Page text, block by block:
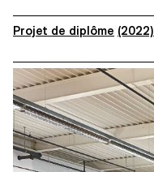
Projet de diplôme (2022)